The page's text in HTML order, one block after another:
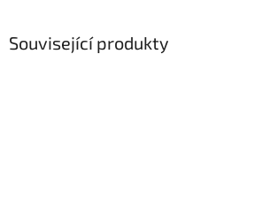
Související produkty